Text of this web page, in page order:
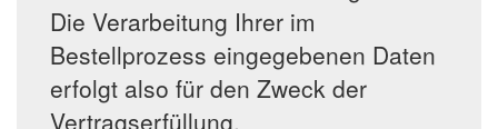
Die Verarbeitung Ihrer im
Bestellprozess eingegebenen Daten
erfolgt also für den Zweck der
Vertragserfüllung.